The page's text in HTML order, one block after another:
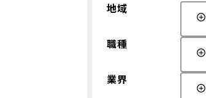
地域
職種
業界